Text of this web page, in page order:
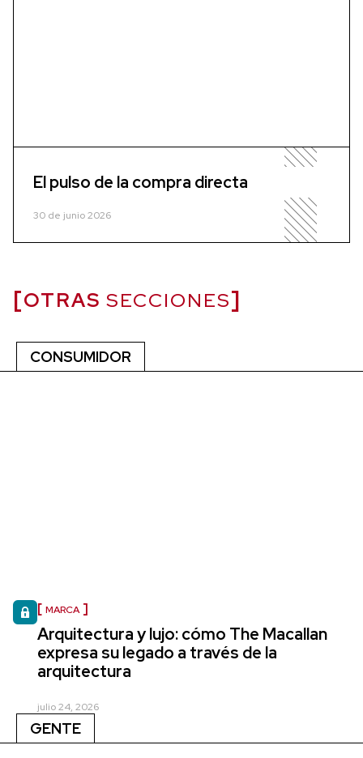
El pulso de la compra directa
30 de junio 2026
OTRAS SECCIONES
CONSUMIDOR
MARCA
Arquitectura y lujo: cómo The Macallan
expresa su legado a través de la
arquitectura
julio 24, 2026
GENTE